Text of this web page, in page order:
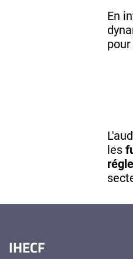
En
les
IHECF